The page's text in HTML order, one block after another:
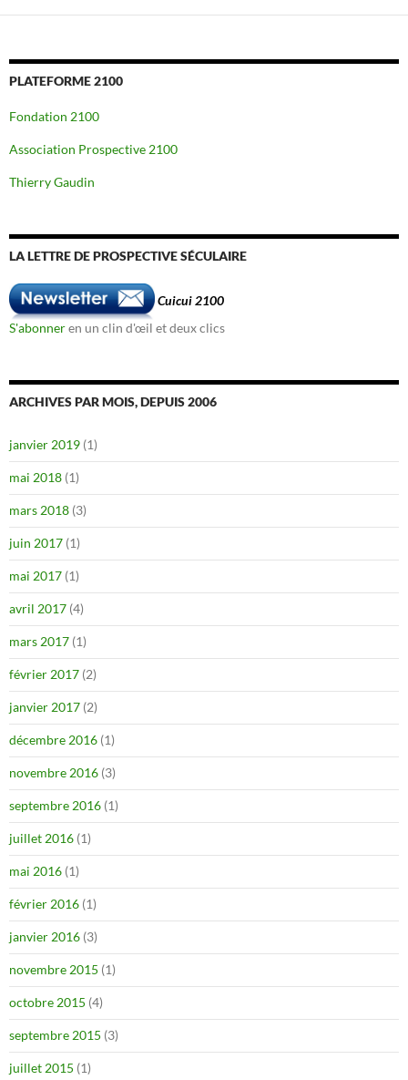
PLATEFORME 2100
Fondation 2100
Association Prospective 2100
Thierry Gaudin
LA LETTRE DE PROSPECTIVE SÉCULAIRE
Cuicui 2100
S'abonneren un clin d'œil et deux clics
ARCHIVES PAR MOIS, DEPUIS 2006
janvier 2019 (1)
mai 2018 (1)
mars 2018 (3)
juin 2017 (1)
mai 2017 (1)
avril 2017 (4)
mars 2017 (1)
février 2017 (2)
janvier 2017 (2)
décembre 2016 (1)
novembre 2016 (3)
septembre 2016 (1)
juillet 2016 (1)
mai 2016 (1)
février 2016 (1)
janvier 2016 (3)
novembre 2015 (1)
octobre 2015 (4)
septembre 2015 (3)
juillet 2015 (1)